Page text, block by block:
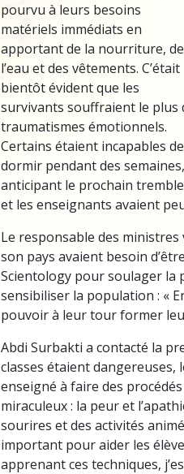
pourvu à leurs besoins
matériels immédiats en
apportant de la nourriture, de
l’eau et des vêtements. C’était
bientôt évident que les
survivants souffraient le plus
traumatismes émotionnels.
Certains étaient incapables de
dormir pendant des semaines,
anticipant le prochain
et les enseignants avaient
Le responsable des
son pays avaient besoin
Scientology pour soulager la
sensibiliser la population : «
pouvoir à leur tour former
Abdi Surbakti a contacté la
classes étaient
enseigné à faire des
miraculeux : la peur et
sourires et des activités
important pour aider les
apprenant ces techniques,